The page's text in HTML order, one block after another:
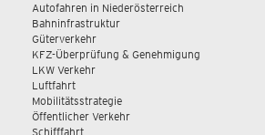
Autofahren in Niederösterreich
Bahninfrastruktur
Güterverkehr
KFZ-Überprüfung & Genehmigung
LKW Verkehr
Luftfahrt
Mobilitätsstrategie
Öffentlicher Verkehr
Schifffahrt